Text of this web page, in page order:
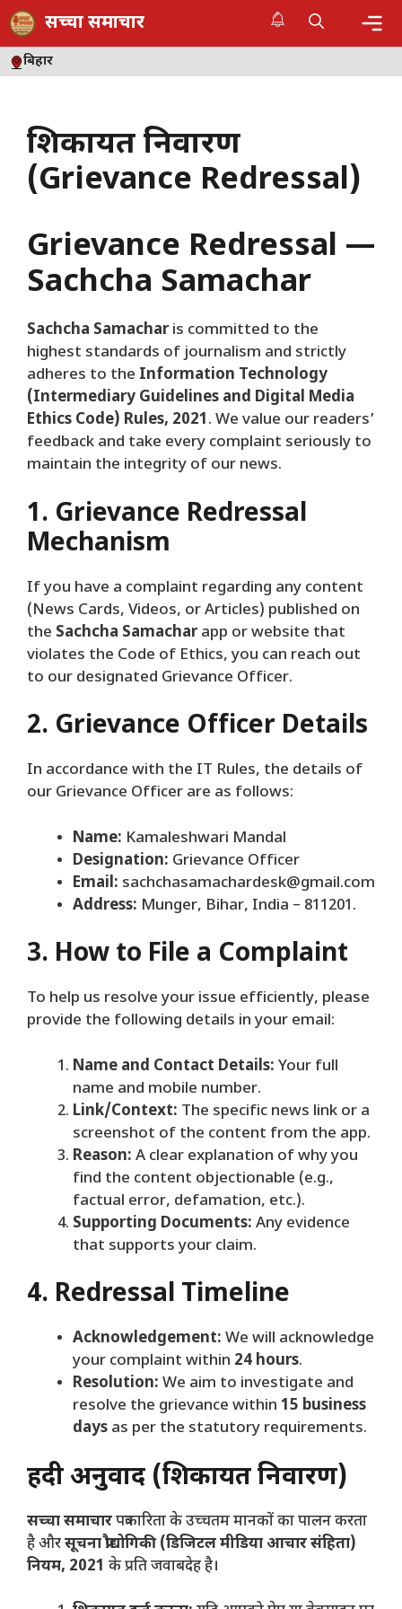
Skip
to
content
सच्चा समाचार
बिहार
शिकायत निवारण
(Grievance Redressal)
Grievance Redressal —
Sachcha Samachar
Sachcha Samacharis committed to the
highest standards of journalism and strictly
adheres to the Information Technology
(Intermediary Guidelines and Digital Media
Ethics Code) Rules, 2021. We value our readers’
feedback and take every complaint seriously to
maintain the integrity of our news.
1. Grievance Redressal
Mechanism
​If you have a complaint regarding any content
(News Cards, Videos, or Articles) published on
the Sachcha Samacharapp or website that
violates the Code of Ethics, you can reach out
to our designated Grievance Officer.
2. Grievance Officer Details
​In accordance with the IT Rules, the details of
our Grievance Officer are as follows:
Name: Kamaleshwari Mandal
Designation: Grievance Officer
Email: sachchasamachardesk@gmail.com
Address: Munger, Bihar, India – 811201.
3. How to File a Complaint
​To help us resolve your issue efficiently, please
provide the following details in your email:
Name and Contact Details: Your full
name and mobile number.
Link/Context: The specific news link or a
screenshot of the content from the app.
Reason: A clear explanation of why you
find the content objectionable (e.g.,
factual error, defamation, etc.).
Supporting Documents: Any evidence
that supports your claim.
4. Redressal Timeline
Acknowledgement: We will acknowledge
your complaint within 24 hours.
Resolution: We aim to investigate and
resolve the grievance within 15 business
days as per the statutory requirements.
हिंदी अनुवाद (शिकायत निवारण)
सच्चा समाचारपत्रकारिता के उच्चतम मानकों का पालन करता
है औरसूचना प्रौद्योगिकी (डिजिटल मीडिया आचार संहिता)
नियम, 2021 के प्रति जवाबदेह है।